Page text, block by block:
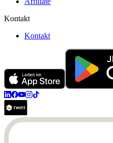
Kontakt
Kontakt